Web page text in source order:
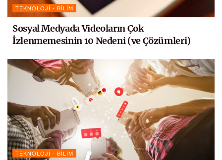
TEKNOLOJI - BILIM
Sosyal Medyada Videoların Çok
İzlenmemesinin 10 Nedeni (ve Çözümleri)
TEKNOLOJI - BILIM